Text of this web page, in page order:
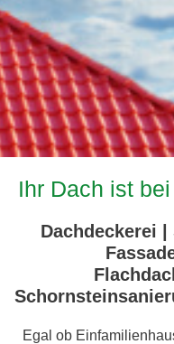
Ihr Dach ist
Dachdeckerei |
Egal ob